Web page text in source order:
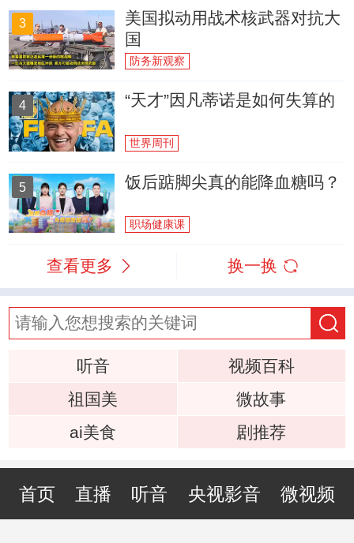
3
美国拟动用战术核武器对抗大
国
防务新观察
4 “天才”因凡蒂诺是如何失算的
世界周刊
5 饭后踮脚尖真的能降血糖吗？
职场健康课
查看更多 换一换
听音
视频百科
祖国美
微故事
ai美食
剧推荐
首页 直播 听音 央视影音 微视频